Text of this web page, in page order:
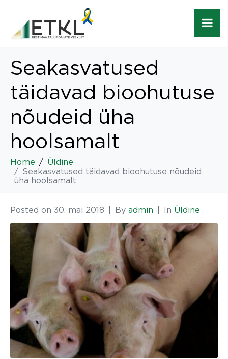
Seakasvatused
täidavad bioohutuse
nõudeid üha
hoolsamalt
Home
Üldine
Seakasvatused täidavad bioohutuse nõudeid
üha hoolsamalt
Posted on 30. mai 2018 By admin In Üldine